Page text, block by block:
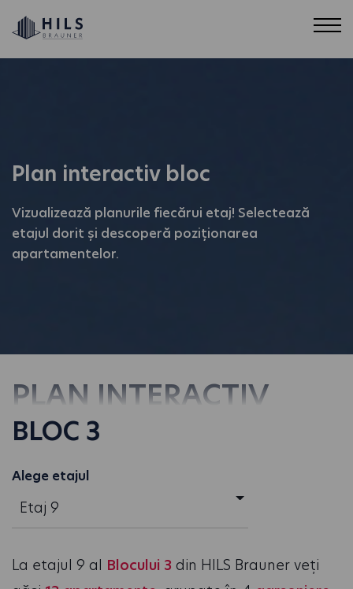
Plan interactiv bloc
Vizualizează planurile fiecărui etaj! Selectează
etajul dorit și descoperă poziționarea
apartamentelor.
PLAN INTERACTIV
BLOC 3
Alege etajul
Etaj 9
La etajul 9 al Blocului 3 din HILS Brauner veți